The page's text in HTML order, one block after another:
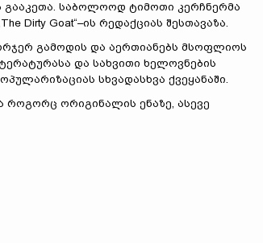
გააკეთა. საბოლოოდ ტიმოთი კერჩნერმა
Dirty Goat“–ის რედაქციას შესთავაზა.
ორჯერ გამოდის და აერთიანებს მსოფლიოს
და სახვითი ხელოვნების
სხვადასხვა ქვეყანაში.
როგორც ორიგინალის ენაზე, ასევე